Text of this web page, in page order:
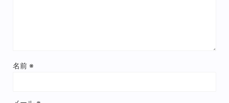
名前 ※